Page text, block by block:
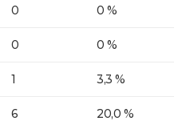
0 0 %
0 0 %
1 3,3 %
6 20,0 %